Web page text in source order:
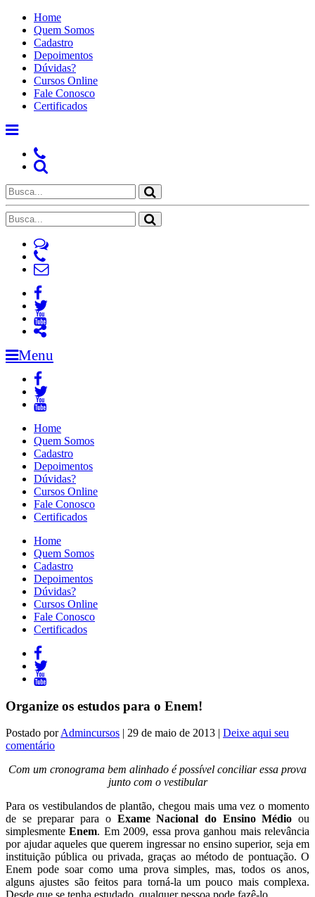
Home
Quem Somos
Cadastro
Depoimentos
Dúvidas?
Cursos Online
Fale Conosco
Certificados
Menu
Home
Quem Somos
Cadastro
Depoimentos
Dúvidas?
Cursos Online
Fale Conosco
Certificados
Home
Quem Somos
Cadastro
Depoimentos
Dúvidas?
Cursos Online
Fale Conosco
Certificados
Organize os estudos para o Enem!
Postado porAdmincursos | 29 de maio de 2013 | Deixe aqui seu
comentário
Com um cronograma bem alinhado é possível conciliar essa prova
junto com o vestibular
Para os vestibulandos de plantão, chegou mais uma vez o momento
de se preparar para o Exame Nacional do Ensino Médio ou
simplesmenteEnem. Em 2009, essa prova ganhou mais relevância
por ajudar aqueles que querem ingressar no ensino superior, seja em
instituição pública ou privada, graças ao método de pontuação. O
Enem pode soar como uma prova simples, mas, todos os anos,
alguns ajustes são feitos para torná-la um pouco mais complexa.